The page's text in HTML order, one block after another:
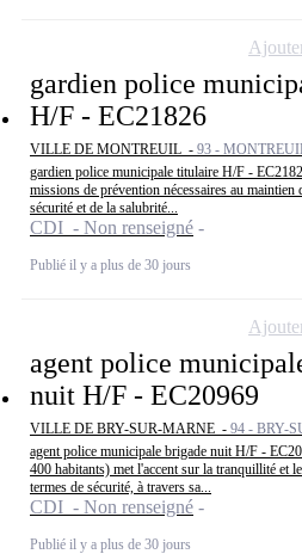
gardien police
H/F - EC21826
VILLE DE MONTREUIL - 93 -
gardien police municipale titulaire H/F -
missions de prévention nécessaires au maintien
sécurité et de la salubrité...
CDI - Non renseigné
Publié il y a plus de 30 jours
agent police
nuit H/F - EC20969
VILLE DE BRY-SUR-MARNE - 94 - BRY-
agent police municipale brigade nuit H/F -
400 habitants) met l'accent sur la tranquillité et
termes de sécurité, à travers sa...
CDI - Non renseigné
Publié il y a plus de 30 jours